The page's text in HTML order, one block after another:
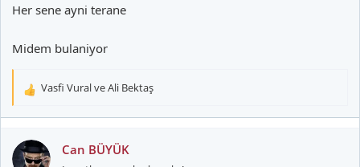
Her sene ayni terane
Midem bulaniyor
T
k
i
Vasfi VuralveAli Bektaş
Can BÜYÜK